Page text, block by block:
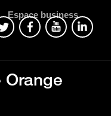
Espace business